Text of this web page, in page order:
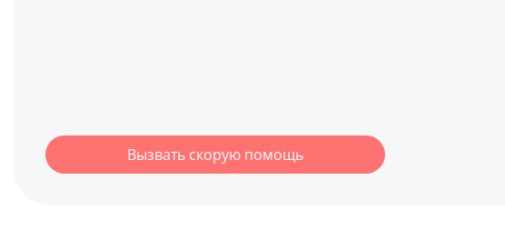
Вызвать скорую помощь